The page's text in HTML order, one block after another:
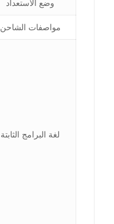
وضع الاستعداد
مواصفات الشاحن
لغة البرامج الثابتة